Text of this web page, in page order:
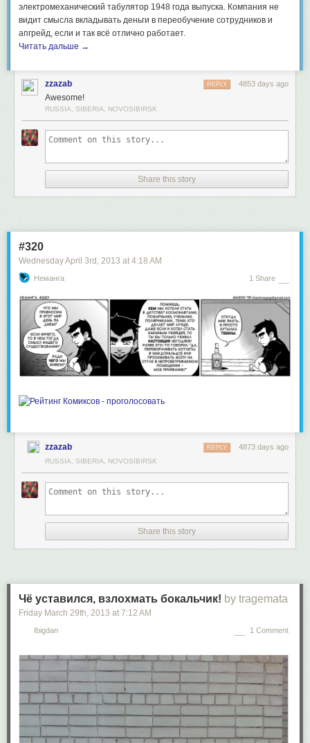
электромеханический табулятор 1948 года выпуска. Компания не
видит смысла вкладывать деньги в переобучение сотрудников и
апгрейд, если и так всё отлично работает.
Читать дальше →
zzazab 4853 days ago
REPLY
Awesome!
RUSSIA, SIBERIA, NOVOSIBIRSK
Share this story
#320
Wednesday April 3rd , 2013 at 4:18 AM
Неманга 1 Share
zzazab 4873 days ago
REPLY
RUSSIA, SIBERIA, NOVOSIBIRSK
Share this story
Чё уставился, взлохмать бокальчик! by tragemata
Friday March 29th, 2013 at 7:12 AM
Ibigdan 1 Comment